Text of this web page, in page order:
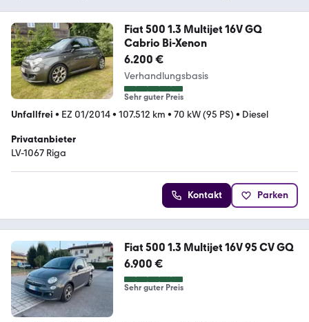
Fiat 500 1.3 Multijet 16V GQ
Cabrio Bi-Xenon
6.200 €
Verhandlungsbasis
Sehr guter Preis
Unfallfrei • EZ 01/2014• 107.512 km • 70 kW (95 PS) • Diesel
Privatanbieter
LV-1067 Riga
Kontakt Parken
Fiat 500 1.3 Multijet 16V 95 CV GQ
6.900 €
Sehr guter Preis